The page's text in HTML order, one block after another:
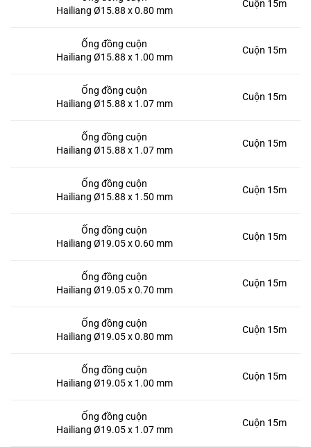
Hailiang Ø15.88 x 0.80 mm
Cuộn 15m
Ống đồng cuộn
Hailiang Ø15.88 x 1.00 mm
Cuộn 15m
Ống đồng cuộn
Hailiang Ø15.88 x 1.07 mm
Cuộn 15m
Ống đồng cuộn
Hailiang Ø15.88 x 1.07 mm
Cuộn 15m
Ống đồng cuộn
Hailiang Ø15.88 x 1.50 mm
Cuộn 15m
Ống đồng cuộn
Hailiang Ø19.05 x 0.60 mm
Cuộn 15m
Ống đồng cuộn
Hailiang Ø19.05 x 0.70 mm
Cuộn 15m
Ống đồng cuộn
Hailiang Ø19.05 x 0.80 mm
Cuộn 15m
Ống đồng cuộn
Hailiang Ø19.05 x 1.00 mm
Cuộn 15m
Ống đồng cuộn
Hailiang Ø19.05 x 1.07 mm
Cuộn 15m